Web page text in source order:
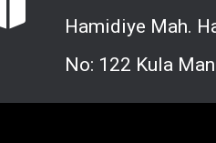
Hamidiye Mah.
No: 122 Kula